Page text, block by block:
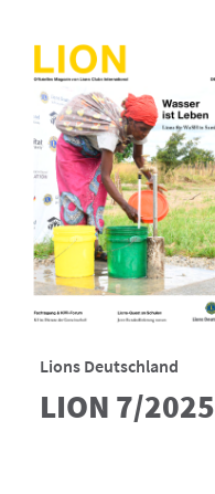
Lions Deutschland
LION 7/2025